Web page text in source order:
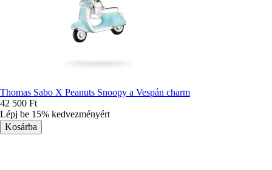
Thomas Sabo X Peanuts Snoopy a Vespán charm
42 500 Ft
Lépj be 15% kedvezményért